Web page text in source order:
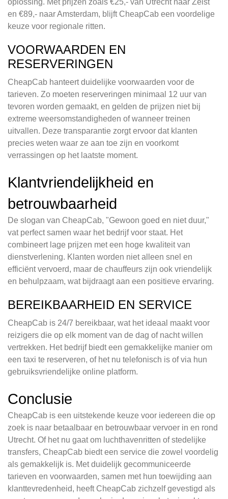
oplossing. Met prijzen zoals €25,- van Utrecht naar Zeist
en €89,- naar Amsterdam, blijft CheapCab een voordelige
keuze voor regionale ritten.
VOORWAARDEN EN
RESERVERINGEN
CheapCab hanteert duidelijke voorwaarden voor de
tarieven. Zo moeten reserveringen minimaal 12 uur van
tevoren worden gemaakt, en gelden de prijzen niet bij
extreme weersomstandigheden of wanneer treinen
uitvallen. Deze transparantie zorgt ervoor dat klanten
precies weten waar ze aan toe zijn en voorkomt
verrassingen op het laatste moment.
Klantvriendelijkheid en
betrouwbaarheid
De slogan van CheapCab, "Gewoon goed en niet duur,"
vat perfect samen waar het bedrijf voor staat. Het
combineert lage prijzen met een hoge kwaliteit van
dienstverlening. Klanten worden niet alleen snel en
efficiënt vervoerd, maar de chauffeurs zijn ook vriendelijk
en behulpzaam, wat bijdraagt aan een positieve ervaring.
BEREIKBAARHEID EN SERVICE
CheapCab is 24/7 bereikbaar, wat het ideaal maakt voor
reizigers die op elk moment van de dag of nacht willen
vertrekken. Het bedrijf biedt een gemakkelijke manier om
een taxi te reserveren, of het nu telefonisch is of via hun
gebruiksvriendelijke online platform.
Conclusie
CheapCab is een uitstekende keuze voor iedereen die op
zoek is naar betaalbaar en betrouwbaar vervoer in en rond
Utrecht. Of het nu gaat om luchthavenritten of stedelijke
transfers, CheapCab biedt een service die zowel voordelig
als gemakkelijk is. Met duidelijk gecommuniceerde
tarieven en voorwaarden, samen met hun toewijding aan
klanttevredenheid, heeft CheapCab zichzelf gevestigd als